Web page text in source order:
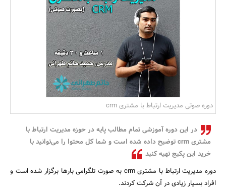
بانک، بیمه و سرمایه
مسکن و ساختمان
دوره صوتی مدیریت ارتباط با مشتری crm
در این دوره آموزشی تمام مطالب پایه در حوزه مدیریت ارتباط با
مشتری crm توضیح داده شده است و شما کل محتوا را می‌توانید با
خرید این پکیج تهیه کنید
دوره مدیریت ارتباط با مشتری crm به صورت تلگرامی بارها برگزار شده است و
افراد بسیار زیادی در آن شرکت کردند.